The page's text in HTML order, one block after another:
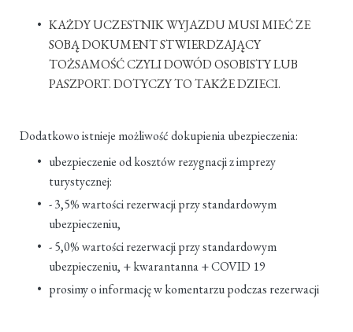
KAŻDY UCZESTNIK WYJAZDU MUSI MIEĆ ZE
SOBĄ DOKUMENT STWIERDZAJĄCY
TOŻSAMOŚĆ CZYLI DOWÓD OSOBISTY LUB
PASZPORT. DOTYCZY TO TAKŻE DZIECI.
Dodatkowo istnieje możliwość dokupienia ubezpieczenia:
ubezpieczenie od kosztów rezygnacji z imprezy
turystycznej:
- 3,5% wartości rezerwacji przy standardowym
ubezpieczeniu,
- 5,0% wartości rezerwacji przy standardowym
ubezpieczeniu, + kwarantanna + COVID 19
prosimy o informację w komentarzu podczas rezerwacji